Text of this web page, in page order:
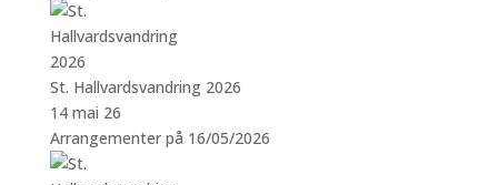
St. Hallvardsvandring 2026
14 mai 26
Arrangementer på 16/05/2026